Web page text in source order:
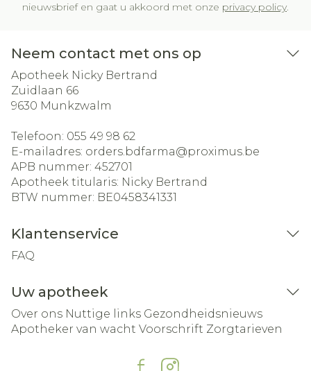
nieuwsbrief en gaat u akkoord met onze privacy policy.
Neem contact met ons op
Apotheek Nicky Bertrand
Zuidlaan 66
9630 Munkzwalm
Telefoon: 055 49 98 62
E-mailadres: orders.bdfarma@proximus.be
APB nummer: 452701
Apotheek titularis: Nicky Bertrand
BTW nummer: BE0458341331
Klantenservice
FAQ
Uw apotheek
Over ons Nuttige links Gezondheidsnieuws
Apotheker van wacht Voorschrift Zorgtarieven